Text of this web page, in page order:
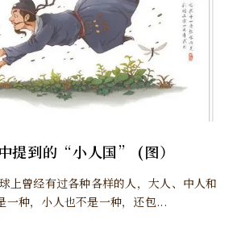
提到的“小人国” (图）
上曾经有过各种各样的人，大人、中人和
一种，小人也不是一种，还包...